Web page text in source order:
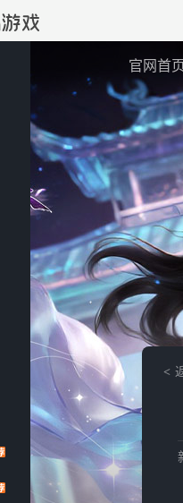
官网首页